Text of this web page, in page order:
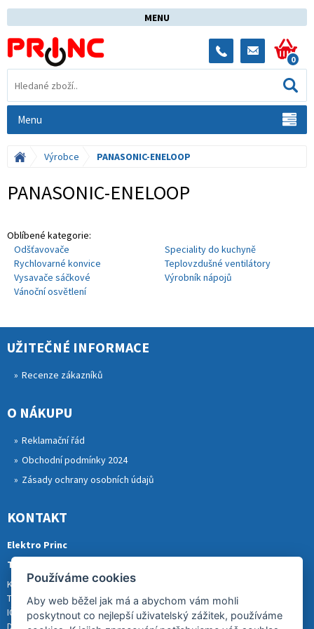
MENU
0
Menu
Výrobce PANASONIC-ENELOOP
PANASONIC-ENELOOP
Oblíbené kategorie:
Odšťavovače
Speciality do kuchyně
Rychlovarné konvice
Teplovzdušné ventilátory
Vysavače sáčkové
Výrobník nápojů
Vánoční osvětlení
UŽITEČNÉ INFORMACE
Recenze zákazníků
O NÁKUPU
Reklamační řád
Obchodní podmínky 2024
Zásady ochrany osobních údajů
KONTAKT
Elektro Princ
Tomáš Princ
Krkonošská 290, 46841 TANVALD
Tel.: 773 880 988
IČ: 01153731
DIČ: CZ8007202522
Používáme cookies
Aby web běžel jak má a abychom vám mohli
poskytnout co nejlepší uživatelský zážitek, používáme